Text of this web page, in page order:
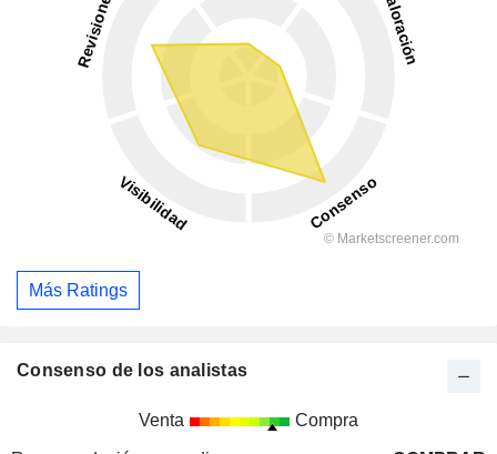
Más Ratings
Consenso de los analistas
Venta Compra